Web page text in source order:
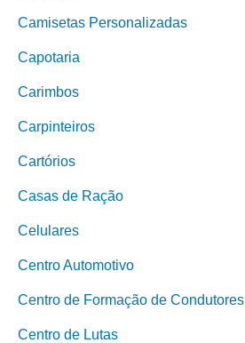
Camisetas Personalizadas
Capotaria
Carimbos
Carpinteiros
Cartórios
Casas de Ração
Celulares
Centro Automotivo
Centro de Formação de Condutores
Centro de Lutas